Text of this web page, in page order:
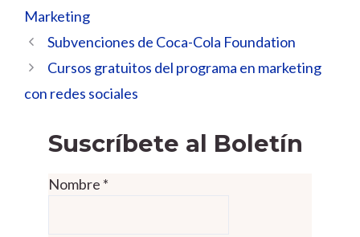
Marketing
Subvenciones de Coca-Cola Foundation
Cursos gratuitos del programa en marketing
con redes sociales
Suscríbete al Boletín
Nombre *